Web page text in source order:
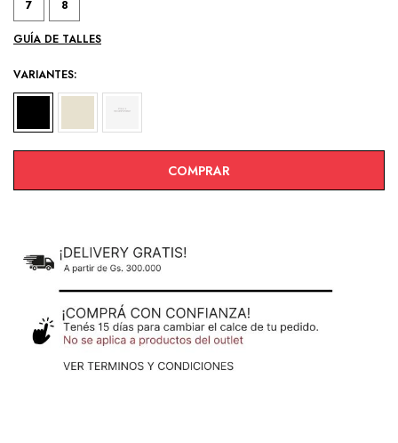
7 8
GUÍA DE TALLES
VARIANTES:
COMPRAR